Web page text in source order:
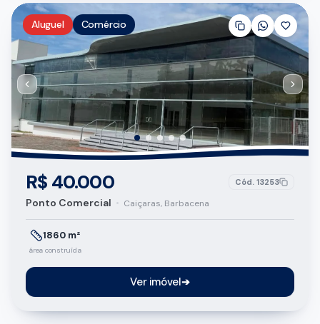
Aluguel Comércio
R$ 40.000 Cód. 13253
Ponto Comercial • Caiçaras, Barbacena
1860 m²
área construída
Ver imóvel➔